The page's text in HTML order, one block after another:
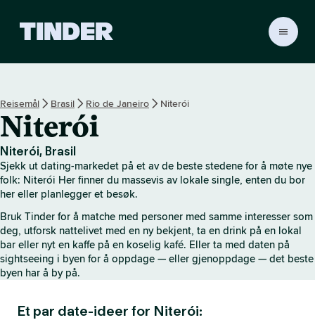
r
e
m
m
s
i
d
e
Reisemål Brasil Rio de Janeiro Niterói
Niterói
Niterói, Brasil
Sjekk ut dating-markedet på et av de beste stedene for å møte nye
folk: Niterói Her finner du massevis av lokale single, enten du bor
her eller planlegger et besøk.
Bruk Tinder for å matche med personer med samme interesser som
deg, utforsk nattelivet med en ny bekjent, ta en drink på en lokal
bar eller nyt en kaffe på en koselig kafé. Eller ta med daten på
sightseeing i byen for å oppdage — eller gjenoppdage — det beste
byen har å by på.
Et par date-ideer for Niterói: